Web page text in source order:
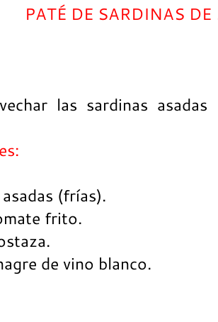
PATÉ DE SARDINAS
las sardinas
(frías).
frito.
de vino blanco.